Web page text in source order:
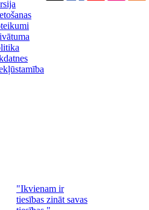
"Ikvienam ir
tiesības zināt savas